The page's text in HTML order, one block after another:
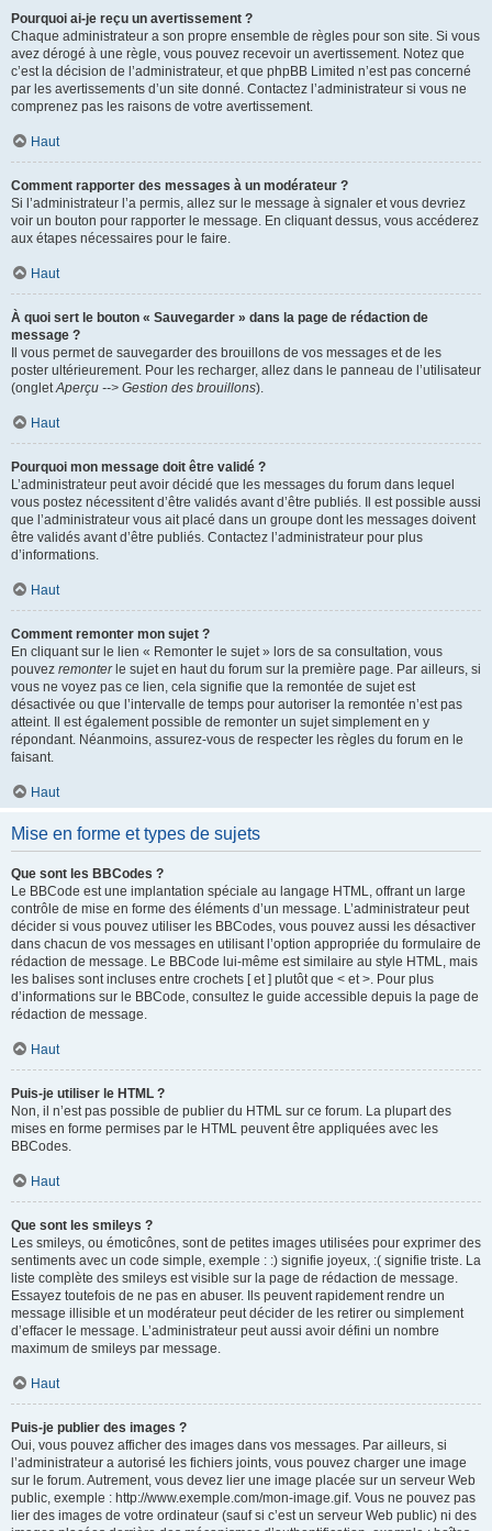
Pourquoi ai-je reçu un avertissement ?
Chaque administrateur a son propre ensemble de règles pour son site. Si vous
avez dérogé à une règle, vous pouvez recevoir un avertissement. Notez que
c’est la décision de l’administrateur, et que phpBB Limited n’est pas concerné
par les avertissements d’un site donné. Contactez l’administrateur si vous ne
comprenez pas les raisons de votre avertissement.
Haut
Comment rapporter des messages à un modérateur ?
Si l’administrateur l’a permis, allez sur le message à signaler et vous devriez
voir un bouton pour rapporter le message. En cliquant dessus, vous accéderez
aux étapes nécessaires pour le faire.
Haut
À quoi sert le bouton « Sauvegarder » dans la page de rédaction de
message ?
Il vous permet de sauvegarder des brouillons de vos messages et de les
poster ultérieurement. Pour les recharger, allez dans le panneau de l’utilisateur
(onglet Aperçu --> Gestion des brouillons).
Haut
Pourquoi mon message doit être validé ?
L’administrateur peut avoir décidé que les messages du forum dans lequel
vous postez nécessitent d’être validés avant d’être publiés. Il est possible aussi
que l’administrateur vous ait placé dans un groupe dont les messages doivent
être validés avant d’être publiés. Contactez l’administrateur pour plus
d’informations.
Haut
Comment remonter mon sujet ?
En cliquant sur le lien « Remonter le sujet » lors de sa consultation, vous
pouvez remonterle sujet en haut du forum sur la première page. Par ailleurs, si
vous ne voyez pas ce lien, cela signifie que la remontée de sujet est
désactivée ou que l’intervalle de temps pour autoriser la remontée n’est pas
atteint. Il est également possible de remonter un sujet simplement en y
répondant. Néanmoins, assurez-vous de respecter les règles du forum en le
faisant.
Haut
Mise en forme et types de sujets
Que sont les BBCodes ?
Le BBCode est une implantation spéciale au langage HTML, offrant un large
contrôle de mise en forme des éléments d’un message. L’administrateur peut
décider si vous pouvez utiliser les BBCodes, vous pouvez aussi les désactiver
dans chacun de vos messages en utilisant l’option appropriée du formulaire de
rédaction de message. Le BBCode lui-même est similaire au style HTML, mais
les balises sont incluses entre crochets [ et ] plutôt que < et >. Pour plus
d’informations sur le BBCode, consultez le guide accessible depuis la page de
rédaction de message.
Haut
Puis-je utiliser le HTML ?
Non, il n’est pas possible de publier du HTML sur ce forum. La plupart des
mises en forme permises par le HTML peuvent être appliquées avec les
BBCodes.
Haut
Que sont les smileys ?
Les smileys, ou émoticônes, sont de petites images utilisées pour exprimer des
sentiments avec un code simple, exemple : :) signifie joyeux, :( signifie triste. La
liste complète des smileys est visible sur la page de rédaction de message.
Essayez toutefois de ne pas en abuser. Ils peuvent rapidement rendre un
message illisible et un modérateur peut décider de les retirer ou simplement
d’effacer le message. L’administrateur peut aussi avoir défini un nombre
maximum de smileys par message.
Haut
Puis-je publier des images ?
Oui, vous pouvez afficher des images dans vos messages. Par ailleurs, si
l’administrateur a autorisé les fichiers joints, vous pouvez charger une image
sur le forum. Autrement, vous devez lier une image placée sur un serveur Web
public, exemple : http://www.exemple.com/mon-image.gif. Vous ne pouvez pas
lier des images de votre ordinateur (sauf si c’est un serveur Web public) ni des